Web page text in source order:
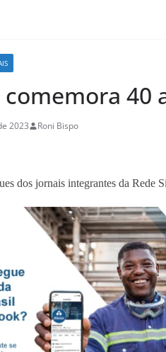
comemora 40
2023 Roni Bispo
dos jornais integrantes da Rede